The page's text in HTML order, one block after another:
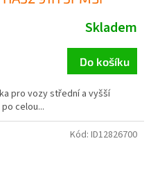
Skladem
Do košíku
pro vozy střední a vyšší
celou...
Kód: ID12826700